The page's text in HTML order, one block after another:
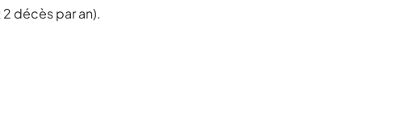
décès par an).